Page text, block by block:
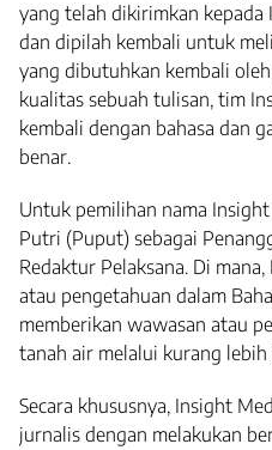
yang telah dikirimkan
dan dipilah kembali untuk
yang dibutuhkan kembali
kualitas sebuah tulisan, tim
kembali dengan bahasa dan
benar.
Untuk pemilihan nama
Putri (Puput) sebagai
Redaktur Pelaksana. Di
atau pengetahuan dalam
memberikan wawasan atau
tanah air melalui kurang
Secara khususnya, Insight
jurnalis dengan melakukan